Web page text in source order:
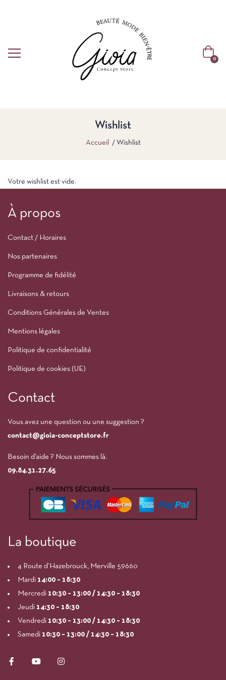
0
Wishlist
Accueil Wishlist
Votre wishlist est vide.
À propos
Contact / Horaires
Nos partenaires
Programme de fidélité
Livraisons & retours
Conditions Générales de Ventes
Mentions légales
Politique de confidentialité
Politique de cookies (UE)
Contact
Vous avez une question ou une suggestion ?
contact@gioia-conceptstore.fr
Besoin d’aide ? Nous sommes là.
09.84.31.27.65
La boutique
4 Route d’Hazebrouck, Merville 59660
Mardi 14:00 – 18:30
Mercredi 10:30 – 13:00 / 14:30 – 18:30
Jeudi 14:30 – 18:30
Vendredi 10:30 – 13:00 / 14:30 – 18:30
Samedi 10:30 – 13:00 / 14:30 – 18:30